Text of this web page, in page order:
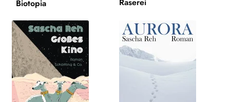
Biotopia